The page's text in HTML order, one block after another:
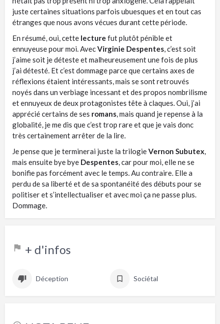
juste certaines situations parfois ubuesques et en tout cas
étranges que nous avons vécues durant cette période.
En résumé, oui, cette lecture fut plutôt pénible et
ennuyeuse pour moi. AvecVirginie Despentes , c’est soit
j’aime soit je déteste et malheureusement une fois de plus
j’ai détesté. Et c’est dommage parce que certains axes de
réflexions étaient intéressants, mais se sont retrouvés
noyés dans un verbiage incessant et des propos nombrilisme
et ennuyeux de deux protagonistes tête à claques. Oui, j’ai
apprécié certains de ses romans , mais quand je repense à la
globalité, je me dis que c’est trop rare et que je vais donc
très certainement arrêter de la lire.
Je pense que je terminerai juste la trilogieVernon Subutex
mais ensuite bye bye Despentes , car pour moi, elle ne se
bonifie pas forcément avec le temps. Au contraire. Elle a
perdu de sa liberté et de sa spontanéité des débuts pour se
politiser et s’intellectualiser et avec moi ça ne passe plus.
Dommage.
+ d'infos
Déception Sociétal